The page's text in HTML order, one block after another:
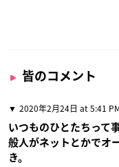
皆のコメント
2020年2月24日 at 5:41
いつものひとたちって
般人がネットとかでオ
き。